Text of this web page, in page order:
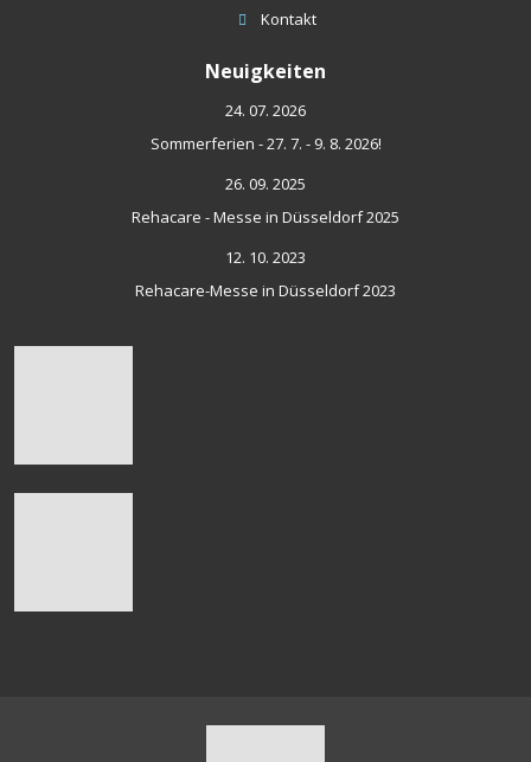
Kontakt
Neuigkeiten
24. 07. 2026
Sommerferien - 27. 7. - 9. 8. 2026!
26. 09. 2025
Rehacare - Messe in Düsseldorf 2025
12. 10. 2023
Rehacare-Messe in Düsseldorf 2023